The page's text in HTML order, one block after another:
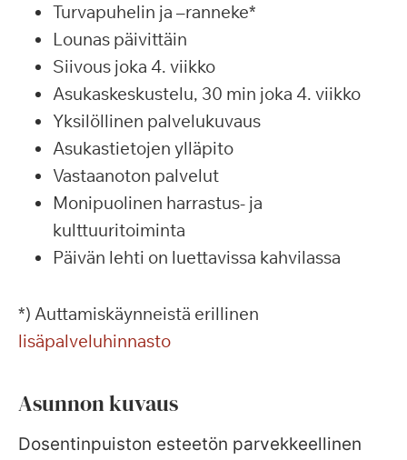
Turvapuhelin ja –ranneke*
Lounas päivittäin
Siivous joka 4. viikko
Asukaskeskustelu, 30 min joka 4. viikko
Yksilöllinen palvelukuvaus
Asukastietojen ylläpito
Vastaanoton palvelut
Monipuolinen harrastus- ja
kulttuuritoiminta
Päivän lehti on luettavissa kahvilassa
*) Auttamiskäynneistä erillinen
lisäpalveluhinnasto
Asunnon kuvaus
Dosentinpuiston esteetön parvekkeellinen